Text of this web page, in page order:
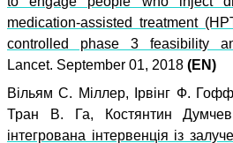
medication-assisted treatment
controlled phase 3 feasibility
Lancet. September 01, 2018 (EN)
Вільям С. Міллер, Ірвінг Ф.
Тран В. Га, Костянтин
інтегрована інтервенція із